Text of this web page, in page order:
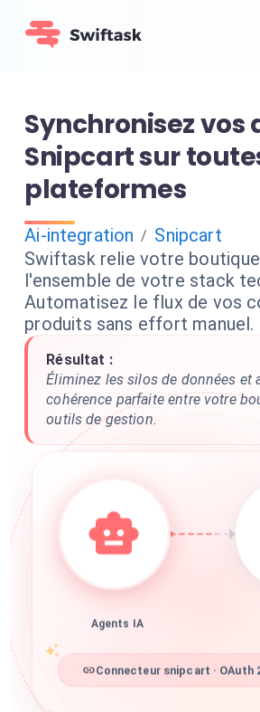
Synchronisez vos
Snipcart sur
plateformes
Ai-integration / Snipcart
Swiftask relie votre
l'ensemble de votre stack
Automatisez le flux de vos
produits sans effort manuel.
Résultat :
Éliminez les silos de données et
cohérence parfaite entre votre
outils de gestion.
Agents IA
Connecteur snipcart · OAuth